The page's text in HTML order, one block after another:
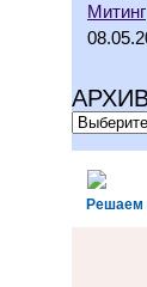
Митинг
Решаем